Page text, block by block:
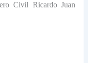
Civil Ricardo Juan